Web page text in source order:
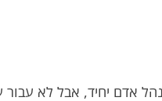
אדם יחיד, אבל לא